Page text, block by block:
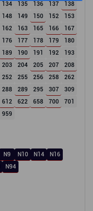
134 135 136 137
138
148 149 150 152
153
162 163 165 166
167
176 177 178 179
180
189 190 191 192
193
203 204 205 207
208
252 255 256 258
262
288 289 295 307
309
612 622 658 700
701
959
N9 N10 N14
N16
N94